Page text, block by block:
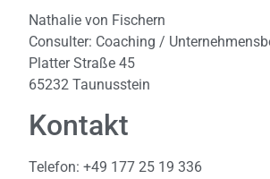
Nathalie von Fischern
Consulter: Coaching /
Platter Straße 45
65232 Taunusstein
Kontakt
Telefon: +49 177 25 19 336